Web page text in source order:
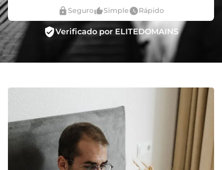
lock Segurothumb_up_altSimplewatch_laterRápido
verified_userVerificado por ELITEDOMAINS